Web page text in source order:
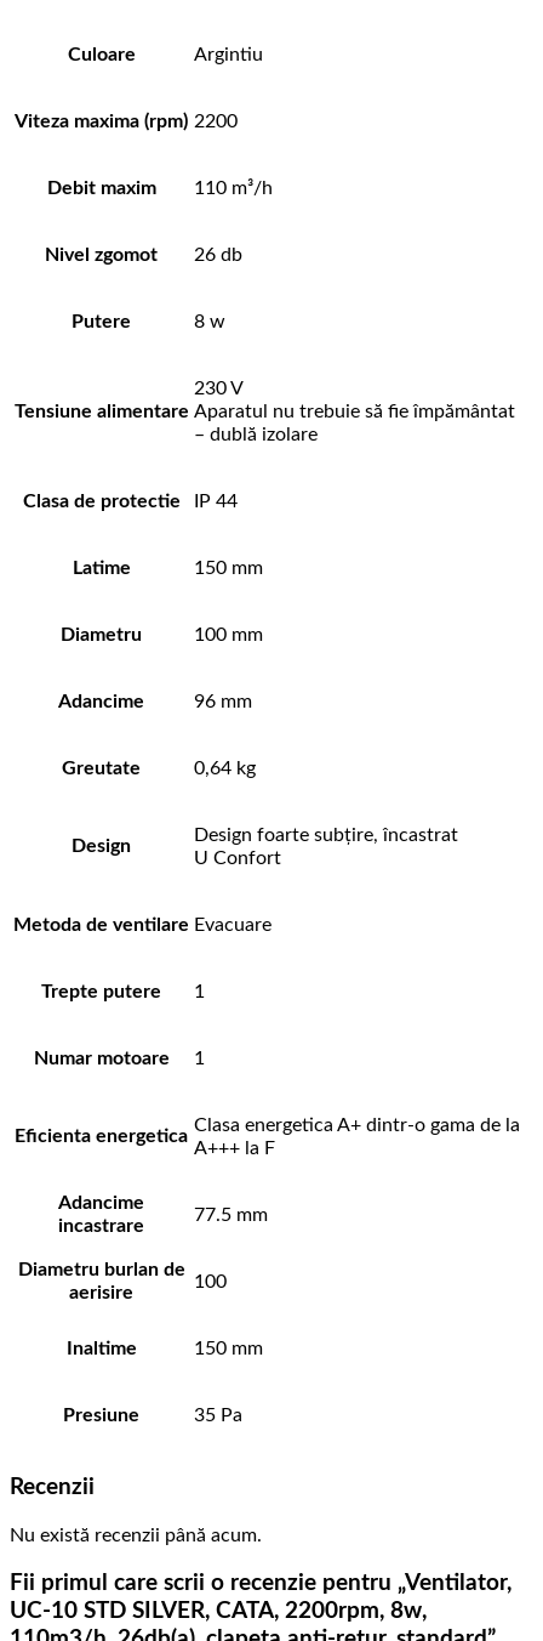
Culoare Argintiu
Viteza maxima (rpm) 2200
Debit maxim 110 m³/h
Nivel zgomot 26 db
Putere 8 w
Tensiune alimentare
230 V
Aparatul nu trebuie să fie împământat
– dublă izolare
Clasa de protectie IP 44
Latime 150 mm
Diametru 100 mm
Adancime 96 mm
Greutate 0,64 kg
Design
Design foarte subțire, încastrat
U Confort
Metoda de ventilare Evacuare
Trepte putere 1
Numar motoare 1
Eficienta energetica
Clasa energetica A+ dintr-o gama de la
A+++ la F
Adancime
incastrare
77.5 mm
Diametru burlan de
aerisire
100
Inaltime 150 mm
Presiune 35 Pa
Recenzii
Nu există recenzii până acum.
Fii primul care scrii o recenzie pentru „Ventilator,
UC-10 STD SILVER, CATA, 2200rpm, 8w,